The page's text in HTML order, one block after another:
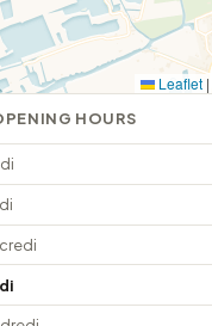
Leaflet |
HOURS